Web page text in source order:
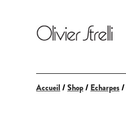
Accueil/Shop/ Echarpes/